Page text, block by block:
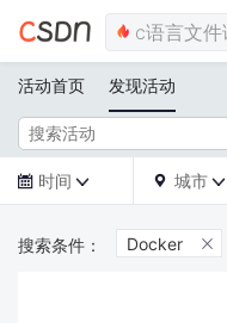
活动首页 发现活动
 时间   城市 
Docker 